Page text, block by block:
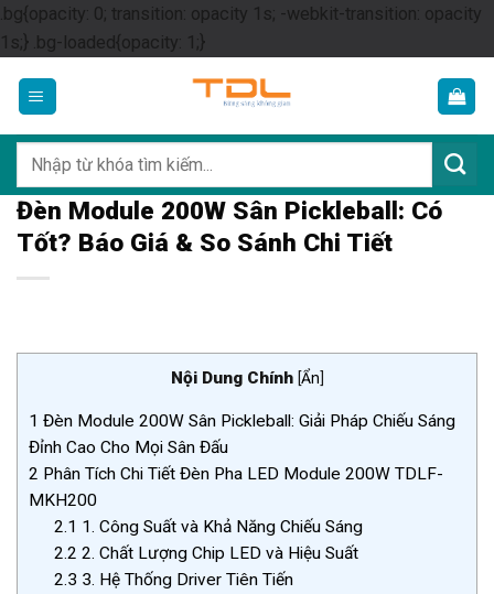
.bg{opacity: 0; transition: opacity 1s; -webkit-transition: opacity
1s;} .bg-loaded{opacity: 1;}Skip
content
kiếm:
Đèn Module 200W Sân Pickleball: Có
Tốt? Báo Giá & So Sánh Chi Tiết
Nội Dung Chính [Ẩn]
1 Đèn Module 200W Sân Pickleball: Giải Pháp Chiếu Sáng
Đỉnh Cao Cho Mọi Sân Đấu
2 Phân Tích Chi Tiết Đèn Pha LED Module 200W TDLF-
MKH200
2.1 1. Công Suất và Khả Năng Chiếu Sáng
2.2 2. Chất Lượng Chip LED và Hiệu Suất
2.3 3. Hệ Thống Driver Tiên Tiến